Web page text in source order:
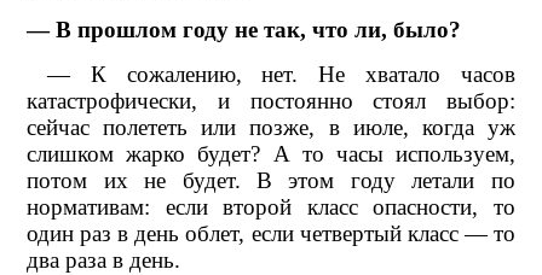
— В прошлом году не так, что ли, было?
— К сожалению, нет. Не хватало часов
катастрофически, и постоянно стоял выбор:
сейчас полететь или позже, в июле, когда уж
слишком жарко будет? А то часы используем,
потом их не будет. В этом году летали по
нормативам: если второй класс опасности, то
один раз в день облет, если четвертый класс — то
два раза в день.